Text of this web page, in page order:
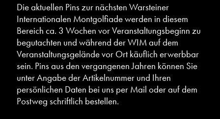
Die aktuellen Pins zur nächsten Warsteiner
Internationalen Montgolfiade werden in diesem
Bereich ca. 3 Wochen vor Veranstaltungsbeginn zu
begutachten und während der WIM auf dem
Veranstaltungsgelände vor Ort käuflich erwerbbar
sein. Pins aus den vergangenen Jahren können Sie
unter Angabe der Artikelnummer und Ihren
persönlichen Daten bei uns per Mail oder auf dem
Postweg schriftlich bestellen.